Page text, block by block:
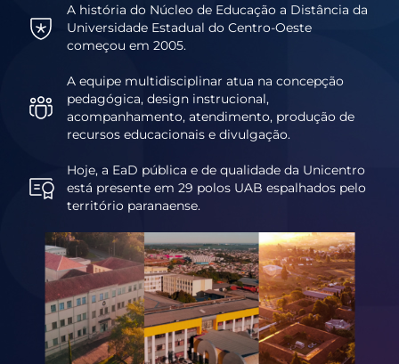
A história do Núcleo de Educação a Distância da
Universidade Estadual do Centro-Oeste
começou em 2005.
A equipe multidisciplinar atua na concepção
pedagógica, design instrucional,
acompanhamento, atendimento, produção de
recursos educacionais e divulgação.
Hoje, a EaD pública e de qualidade da Unicentro
está presente em 29 polos UAB espalhados pelo
território paranaense.